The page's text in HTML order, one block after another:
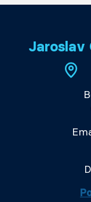
Jaroslav